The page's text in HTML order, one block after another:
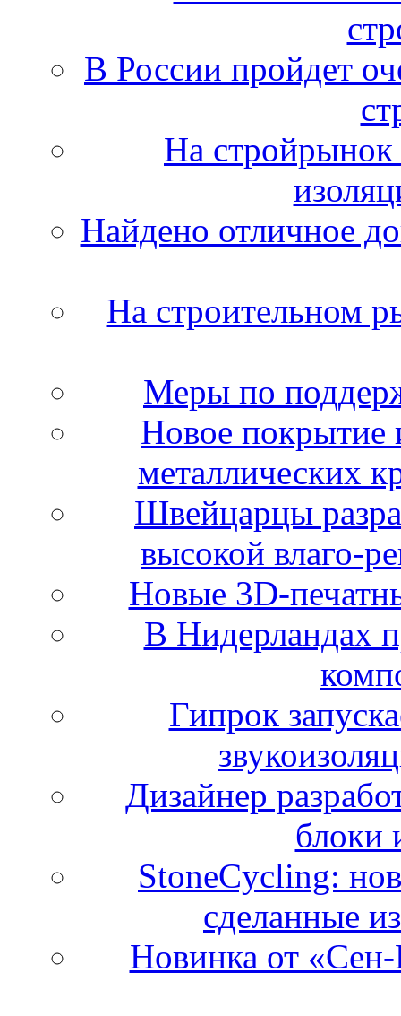
В России пройдет
На
Найдено отличное
На строительном
Меры по
Новое покрытие
металлических
Швейцарцы
высокой влаго-
Новые 3D-
В Нидерландах
Гипрок
Дизайнер
блоки
StoneCycling:
сделанные
Новинка от